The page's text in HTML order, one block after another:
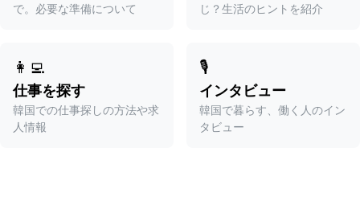
で。必要な準備について
じ？生活のヒントを紹介
👩‍💻
仕事を探す
韓国での仕事探しの方法や求
人情報
🎙️
インタビュー
韓国で暮らす、働く人のイン
タビュー